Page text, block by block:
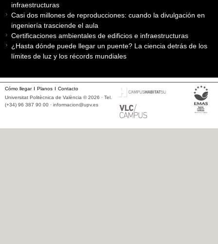
infraestructuras
Casi dos millones de reproducciones: cuando la divulgación en
ingeniería trasciende el aula
Certificaciones ambientales de edificios e infraestructuras
¿Hasta dónde puede llegar un puente? La ciencia detrás de los
límites de luz y los récords mundiales
Cómo llegar Planos
Contacto
Universitat Politècnica de València © 2026 · Tel.
(+34) 96 387 90 00 · informacion@upv.es